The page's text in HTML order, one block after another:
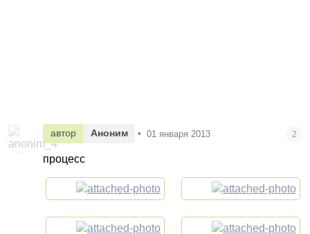
автор Аноним • 01 января 2013 2
процесс